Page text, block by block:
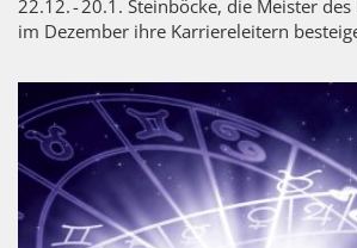
22.12. - 20.1. Steinböcke, die Meister
im Dezember ihre Karriereleitern